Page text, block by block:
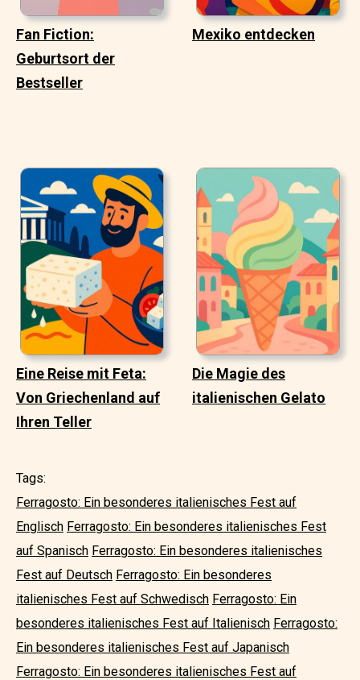
Fan Fiction:
Geburtsort der
Bestseller
Mexiko entdecken
Eine Reise mit Feta:
Von Griechenland auf
Ihren Teller
Die Magie des
italienischen Gelato
Tags:
Ferragosto: Ein besonderes italienisches Fest auf
Englisch Ferragosto: Ein besonderes italienisches Fest
auf Spanisch Ferragosto: Ein besonderes italienisches
Fest auf Deutsch Ferragosto: Ein besonderes
italienisches Fest auf Schwedisch Ferragosto: Ein
besonderes italienisches Fest auf Italienisch Ferragosto:
Ein besonderes italienisches Fest auf Japanisch
Ferragosto: Ein besonderes italienisches Fest auf